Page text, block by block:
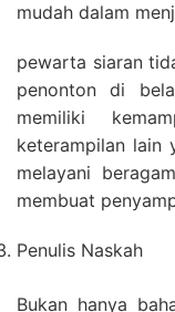
mudah dalam
pewarta siaran
penonton di
memiliki
keterampilan lain
melayani
membuat
Penulis Naskah
Bukan hanya